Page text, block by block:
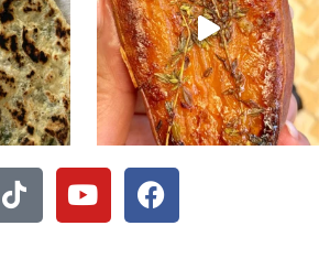
- חיתוכיות ריבה וקוקוס